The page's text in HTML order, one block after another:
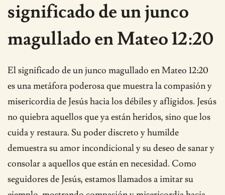
significado de un junco
magullado en Mateo 12:20
El significado de un junco magullado en Mateo 12:20
es una metáfora poderosa que muestra la compasión y
misericordia de Jesús hacia los débiles y afligidos. Jesús
no quiebra aquellos que ya están heridos, sino que los
cuida y restaura. Su poder discreto y humilde
demuestra su amor incondicional y su deseo de sanar y
consolar a aquellos que están en necesidad. Como
seguidores de Jesús, estamos llamados a imitar su